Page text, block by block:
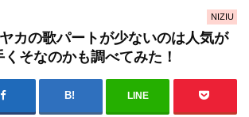
NIZIU
カの歌パートが少ないのは人気が
そなのかも調べてみた！
LINE